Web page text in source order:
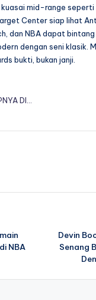
mid-range seperti
Center siap lihat
dan NBA dapat bintang
dengan seni klasik.
bukti, bukan janji.
DI…
NBA
Devin
Senang